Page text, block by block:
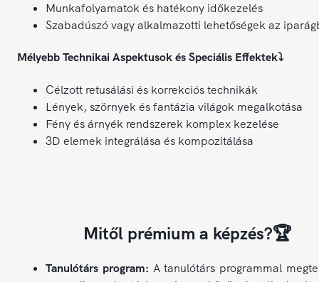
Munkafolyamatok és hatékony időkezelés
Szabadúszó vagy alkalmazotti lehetőségek az
Mélyebb Technikai Aspektusok és Speciális Effektek⤵️
Célzott retusálási és korrekciós technikák
Lények, szörnyek és fantázia világok megalkotása
Fény és árnyék rendszerek komplex kezelése
3D elemek integrálása és kompozitálása
Mitől prémium a képzés?🏆
Tanulótárs program: A tanulótárs programmal